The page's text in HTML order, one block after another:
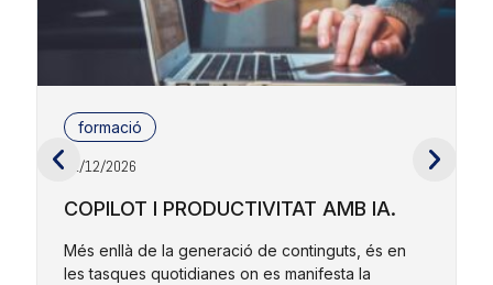
formació
01/12/2026
COPILOT I PRODUCTIVITAT AMB IA.
Més enllà de la generació de continguts, és en
les tasques quotidianes on es manifesta la